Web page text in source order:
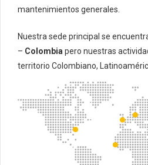
mantenimientos generales.
Nuestra sede principal se
– Colombia pero nuestras
territorio Colombiano,